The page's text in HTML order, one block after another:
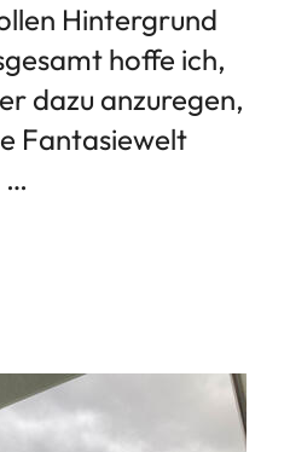
Hintergrund
hoffe ich,
dazu anzuregen,
Fantasiewelt
…